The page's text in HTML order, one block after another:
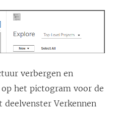
verbergen en
het pictogram voor de
Verkennen